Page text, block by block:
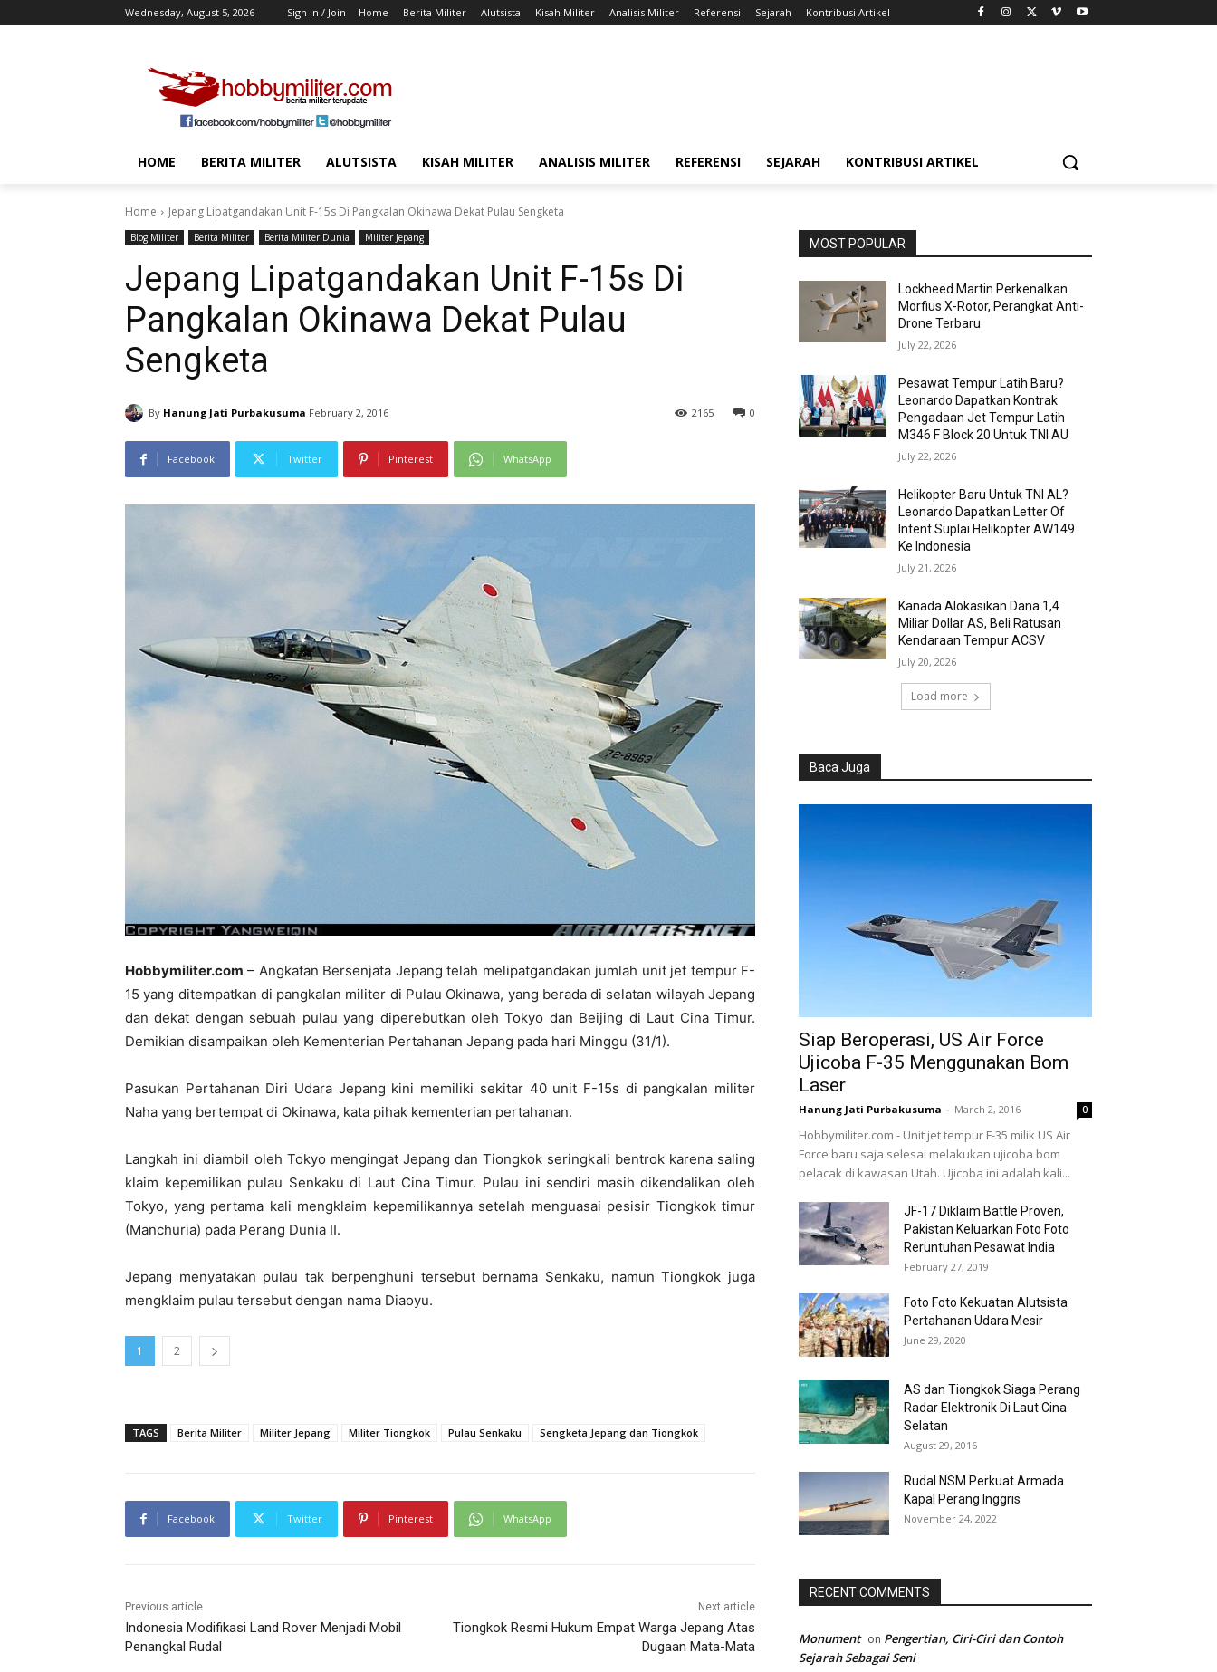
Wednesday, August 5, 2026 Sign in / Join Home Berita Militer Alutsista Kisah Militer Analisis Militer Referensi Sejarah Kontribusi Artikel
HOME BERITA MILITER ALUTSISTA KISAH MILITER ANALISIS MILITER REFERENSI SEJARAH KONTRIBUSI ARTIKEL
Home Jepang Lipatgandakan Unit F-15s Di Pangkalan Okinawa Dekat Pulau Sengketa
Blog Militer Berita Militer Berita Militer Dunia Militer Jepang
Jepang Lipatgandakan Unit F-15s Di
Pangkalan Okinawa Dekat Pulau
Sengketa
By Hanung Jati Purbakusuma February 2, 2016 0
2165
Facebook Twitter Pinterest WhatsApp
Hobbymiliter.com – Angkatan Bersenjata Jepang telah melipatgandakan jumlah unit jet tempur F-
15 yang ditempatkan di pangkalan militer di Pulau Okinawa, yang berada di selatan wilayah Jepang
dan dekat dengan sebuah pulau yang diperebutkan oleh Tokyo dan Beijing di Laut Cina Timur.
Demikian disampaikan oleh Kementerian Pertahanan Jepang pada hari Minggu (31/1).
Pasukan Pertahanan Diri Udara Jepang kini memiliki sekitar 40 unit F-15s di pangkalan militer
Naha yang bertempat di Okinawa, kata pihak kementerian pertahanan.
Langkah ini diambil oleh Tokyo mengingat Jepang dan Tiongkok seringkali bentrok karena saling
klaim kepemilikan pulau Senkaku di Laut Cina Timur. Pulau ini sendiri masih dikendalikan oleh
Tokyo, yang pertama kali mengklaim kepemilikannya setelah menguasai pesisir Tiongkok timur
(Manchuria) pada Perang Dunia II.
Jepang menyatakan pulau tak berpenghuni tersebut bernama Senkaku, namun Tiongkok juga
mengklaim pulau tersebut dengan nama Diaoyu.
1 2
TAGS Berita Militer Militer Jepang Militer Tiongkok Pulau Senkaku Sengketa Jepang dan Tiongkok
Facebook Twitter Pinterest WhatsApp
Previous article
Indonesia Modifikasi Land Rover Menjadi Mobil
Penangkal Rudal
Next article
Tiongkok Resmi Hukum Empat Warga Jepang Atas
Dugaan Mata-Mata
MOST POPULAR
Lockheed Martin Perkenalkan
Morfius X-Rotor, Perangkat Anti-
Drone Terbaru
July 22, 2026
Pesawat Tempur Latih Baru?
Leonardo Dapatkan Kontrak
Pengadaan Jet Tempur Latih
M346 F Block 20 Untuk TNI AU
July 22, 2026
Helikopter Baru Untuk TNI AL?
Leonardo Dapatkan Letter Of
Intent Suplai Helikopter AW149
Ke Indonesia
July 21, 2026
Kanada Alokasikan Dana 1,4
Miliar Dollar AS, Beli Ratusan
Kendaraan Tempur ACSV
July 20, 2026
Load more
Baca Juga
Siap Beroperasi, US Air Force
Ujicoba F-35 Menggunakan Bom
Laser
Hanung Jati Purbakusuma - March 2, 2016 0
Hobbymiliter.com - Unit jet tempur F-35 milik US Air
Force baru saja selesai melakukan ujicoba bom
pelacak di kawasan Utah. Ujicoba ini adalah kali...
JF-17 Diklaim Battle Proven,
Pakistan Keluarkan Foto Foto
Reruntuhan Pesawat India
February 27, 2019
Foto Foto Kekuatan Alutsista
Pertahanan Udara Mesir
June 29, 2020
AS dan Tiongkok Siaga Perang
Radar Elektronik Di Laut Cina
Selatan
August 29, 2016
Rudal NSM Perkuat Armada
Kapal Perang Inggris
November 24, 2022
RECENT COMMENTS
Monument on Pengertian, Ciri-Ciri dan Contoh
Sejarah Sebagai Seni